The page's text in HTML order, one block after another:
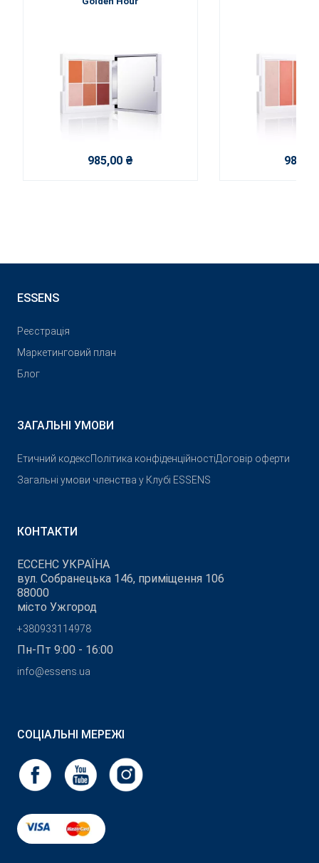
985,00 ₴
ESSENS
Реєстрація
Маркетинговий план
Блог
ЗАГАЛЬНІ УМОВИ
Етичний кодексПолітика конфіденційностіДоговір оферти
Загальні умови членства у Клубі ESSENS
КОНТАКТИ
ЕССЕНС УКРАЇНА
вул. Собранецька 146, приміщення 106
88000
місто Ужгород
+380933114978
Пн-Пт 9:00 - 16:00
info@essens.ua
СОЦІАЛЬНІ МЕРЕЖІ